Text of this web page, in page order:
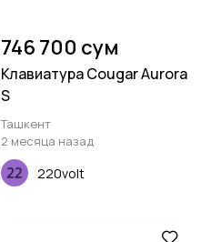
746 700 сум
Клавиатура Cougar Aurora
S
Ташкент
2 месяца назад
220volt